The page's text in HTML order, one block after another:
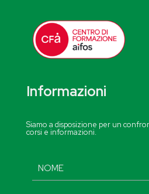
Informazioni
Siamo a disposizione per un
corsi e informazioni.